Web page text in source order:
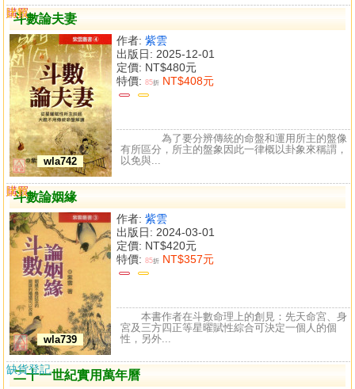
斗數論夫妻
wla742
作者: 紫雲
出版日: 2025-12-01
定價: NT$480元
特價: 85折 NT$408元
購買
比較
為了要分辨傳統的命盤和運用所主的盤像
有所區分，所主的盤象因此一律概以卦象來稱謂，
以免與...
斗數論姻緣
wla739
作者: 紫雲
出版日: 2024-03-01
定價: NT$420元
特價: 85折 NT$357元
購買
比較
本書作者在斗數命理上的創見：先天命宮、身
宮及三方四正等星曜賦性綜合可決定一個人的個
性，另外...
二十一世紀實用萬年曆
缺貨登記